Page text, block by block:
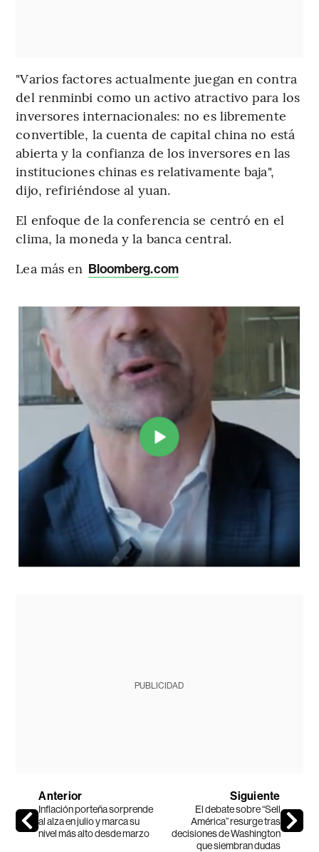
"Varios factores actualmente juegan en contra
del renminbi como un activo atractivo para los
inversores internacionales: no es libremente
convertible, la cuenta de capital china no está
abierta y la confianza de los inversores en las
instituciones chinas es relativamente baja",
dijo, refiriéndose al yuan.
El enfoque de la conferencia se centró en el
clima, la moneda y la banca central.
Lea más en Bloomberg.com
PUBLICIDAD
Anterior
Inflación porteña sorprende
al alza en julio y marca su
nivel más alto desde marzo
Siguiente
El debate sobre “Sell
América” resurge tras
decisiones de Washington
que siembran dudas